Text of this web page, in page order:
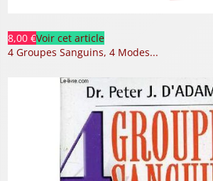
8,00 €Voir cet article
4 Groupes Sanguins, 4 Modes...